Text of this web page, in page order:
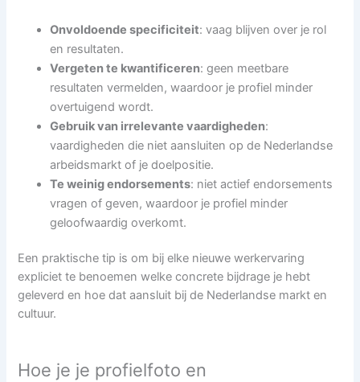
Onvoldoende specificiteit: vaag blijven over je rol
en resultaten.
Vergeten te kwantificeren: geen meetbare
resultaten vermelden, waardoor je profiel minder
overtuigend wordt.
Gebruik van irrelevante vaardigheden:
vaardigheden die niet aansluiten op de Nederlandse
arbeidsmarkt of je doelpositie.
Te weinig endorsements: niet actief endorsements
vragen of geven, waardoor je profiel minder
geloofwaardig overkomt.
Een praktische tip is om bij elke nieuwe werkervaring
expliciet te benoemen welke concrete bijdrage je hebt
geleverd en hoe dat aansluit bij de Nederlandse markt en
cultuur.
Hoe je je profielfoto en